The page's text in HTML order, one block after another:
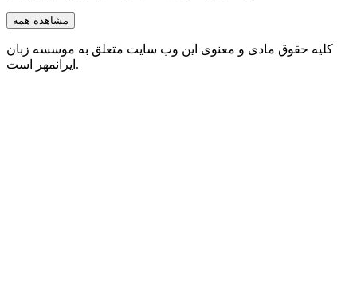
مشاهده همه
کلیه حقوق مادی و معنوی این وب سایت متعلق به موسسه زبان
ایرانمهر است.